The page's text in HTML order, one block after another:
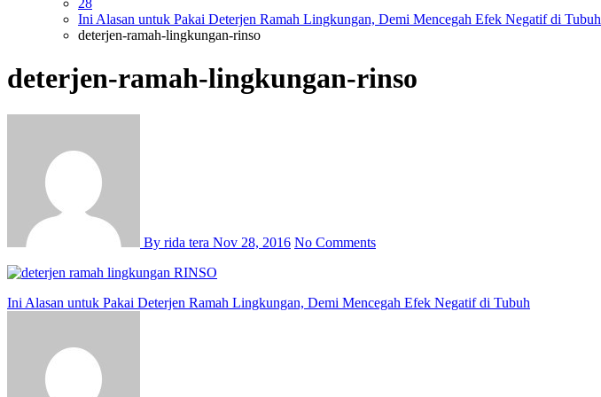
Ini Alasan untuk Pakai Deterjen Ramah Lingkungan, Demi Mencegah Efek Negatif di Tubuh
deterjen-ramah-lingkungan-rinso
deterjen-ramah-lingkungan-rinso
By rida tera Nov 28, 2016 No Comments
Post
Ini Alasan untuk Pakai Deterjen Ramah Lingkungan, Demi Mencegah Efek Negatif di Tubuh